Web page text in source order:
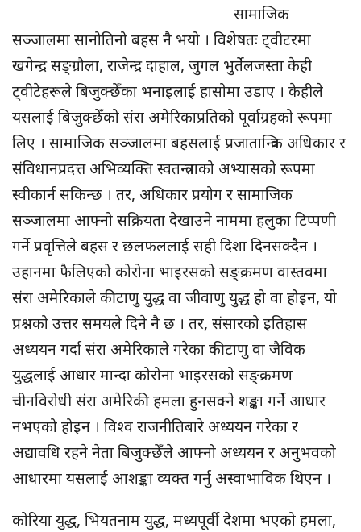
सामाजिक
सञ्जालमा सानोतिनो बहस नै भयो । विशेषतः ट्वीटरमा
खगेन्द्र सङ्ग्रौला, राजेन्द्र दाहाल, जुगल भुर्तेलजस्ता केही
ट्वीटेहरूले बिजुक्छेँका भनाइलाई हासोमा उडाए । केहीले
यसलाई बिजुक्छेँको संरा अमेरिकाप्रतिको पूर्वाग्रहको रूपमा
लिए । सामाजिक सञ्जालमा बहसलाई प्रजातान्त्रिक अधिकार र
संविधानप्रदत्त अभिव्यक्ति स्वतन्त्रताको अभ्यासको रूपमा
स्वीकार्न सकिन्छ । तर, अधिकार प्रयोग र सामाजिक
सञ्जालमा आफ्नो सक्रियता देखाउने नाममा हलुका टिप्पणी
गर्ने प्रवृत्तिले बहस र छलफललाई सही दिशा दिनसक्दैन ।
उहानमा फैलिएको कोरोना भाइरसको सङ्क्रमण वास्तवमा
संरा अमेरिकाले कीटाणु युद्ध वा जीवाणु युद्ध हो वा होइन, यो
प्रश्नको उत्तर समयले दिने नै छ । तर, संसारको इतिहास
अध्ययन गर्दा संरा अमेरिकाले गरेका कीटाणु वा जैविक
युद्धलाई आधार मान्दा कोरोना भाइरसको सङ्क्रमण
चीनविरोधी संरा अमेरिकी हमला हुनसक्ने शङ्का गर्ने आधार
नभएको होइन । विश्व राजनीतिबारे अध्ययन गरेका र
अद्यावधि रहने नेता बिजुक्छेँले आफ्नो अध्ययन र अनुभवको
आधारमा यसलाई आशङ्का व्यक्त गर्नु अस्वाभाविक थिएन ।
कोरिया युद्ध, भियतनाम युद्ध, मध्यपूर्वी देशमा भएको हमला,